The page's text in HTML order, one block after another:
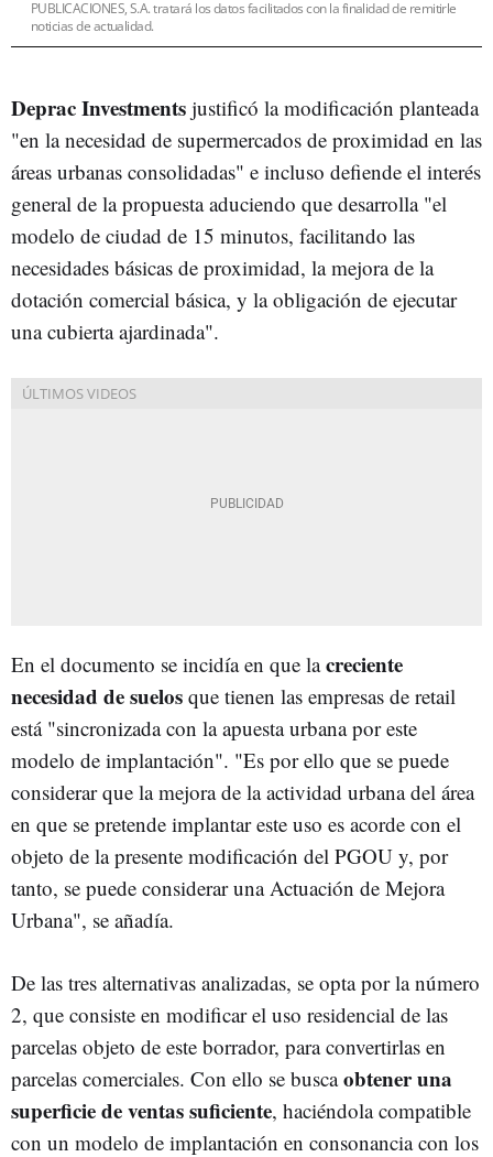
PUBLICACIONES, S.A. tratará los datos facilitados con la finalidad de remitirle
noticias de actualidad.
Deprac Investments justificó la modificación planteada
"en la necesidad de supermercados de proximidad en las
áreas urbanas consolidadas" e incluso defiende el interés
general de la propuesta aduciendo que desarrolla "el
modelo de ciudad de 15 minutos, facilitando las
necesidades básicas de proximidad, la mejora de la
dotación comercial básica, y la obligación de ejecutar
una cubierta ajardinada".
En el documento se incidía en que lacreciente
necesidad de suelos que tienen las empresas de retail
está "sincronizada con la apuesta urbana por este
modelo de implantación". "Es por ello que se puede
considerar que la mejora de la actividad urbana del área
en que se pretende implantar este uso es acorde con el
objeto de la presente modificación del PGOU y, por
tanto, se puede considerar una Actuación de Mejora
Urbana", se añadía.
De las tres alternativas analizadas, se opta por la número
2, que consiste en modificar el uso residencial de las
parcelas objeto de este borrador, para convertirlas en
parcelas comerciales. Con ello se buscaobtener una
superficie de ventas suficiente, haciéndola compatible
con un modelo de implantación en consonancia con los